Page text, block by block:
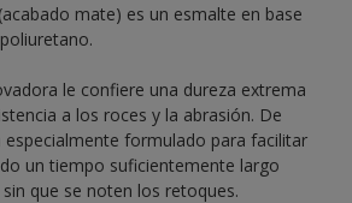
mate) es un esmalte en base
le confiere una dureza extrema
a los roces y la abrasión. De
especialmente formulado para facilitar
un tiempo suficientemente largo
que se noten los retoques.